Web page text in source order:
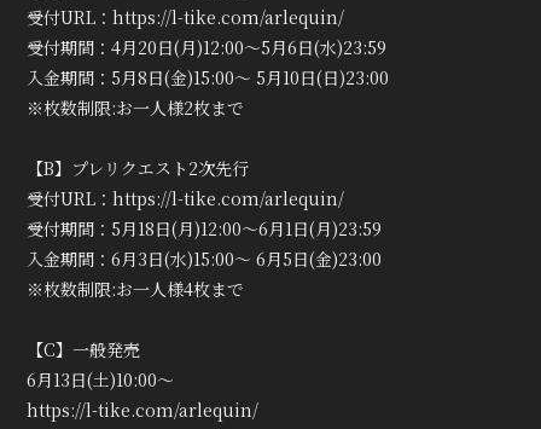
受付URL：https://l-tike.com/arlequin/
受付期間：4月20日(月)12:00〜5月6日(水)23:59
入金期間：5月8日(金)15:00～ 5月10日(日)23:00
※枚数制限:お一人様2枚まで
【B】プレリクエスト2次先行
受付URL：https://l-tike.com/arlequin/
受付期間：5月18日(月)12:00〜6月1日(月)23:59
入金期間：6月3日(水)15:00～ 6月5日(金)23:00
※枚数制限:お一人様4枚まで
【C】一般発売
6月13日(土)10:00～
https://l-tike.com/arlequin/